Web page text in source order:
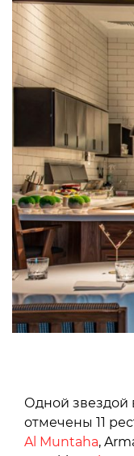
Одной звездой
отмечены 11
Al Muntaha,